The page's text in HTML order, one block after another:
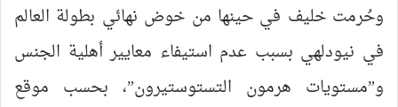
وحُرمت خليف في حينها من خوض نهائي بطولة العالم
في نيودلهي بسبب عدم استيفاء معايير أهلية الجنس
و”مستويات هرمون التستوستيرون”، بحسب موقع